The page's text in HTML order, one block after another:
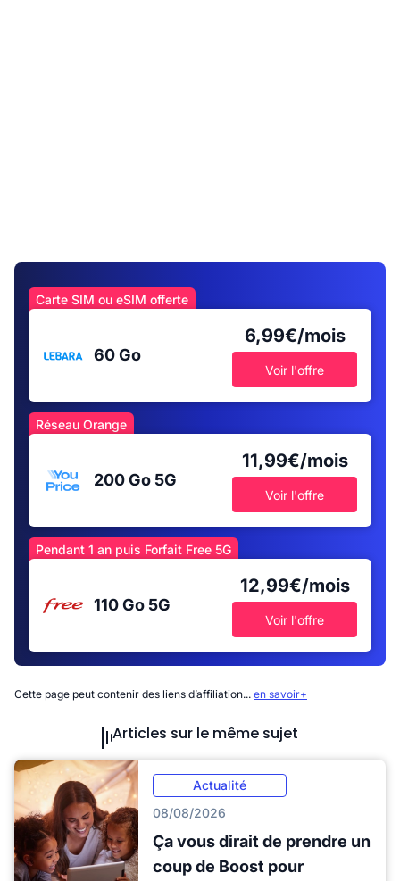
Carte SIM ou eSIM offerte
60 Go
6,99€/mois
Voir l'offre
Réseau Orange
200 Go 5G
11,99€/mois
Voir l'offre
Pendant 1 an puis Forfait Free 5G
110 Go 5G
12,99€/mois
Voir l'offre
Cette page peut contenir des liens d’affiliation... en savoir+
Articles sur le même sujet
Actualité
08/08/2026
Ça vous dirait de prendre un
coup de Boost pour